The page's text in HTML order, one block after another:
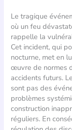
Le tragique
où un feu
rappelle la
Cet incident, qui
nocturne, met en
œuvre de normes
accidents futurs.
sont pas des
problèmes
construction
réguliers. En